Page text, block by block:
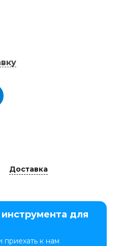
Доставка
для
приехать к нам